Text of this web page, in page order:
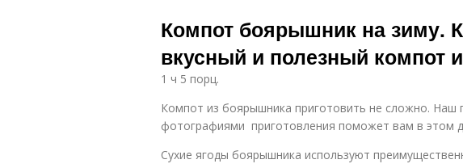
Компот боярышник на зиму.
вкусный и полезный компот
1 ч 5 порц.
Компот из боярышника приготовить не сложно.
фотографиями приготовления поможет вам в этом
Сухие ягоды боярышника используют